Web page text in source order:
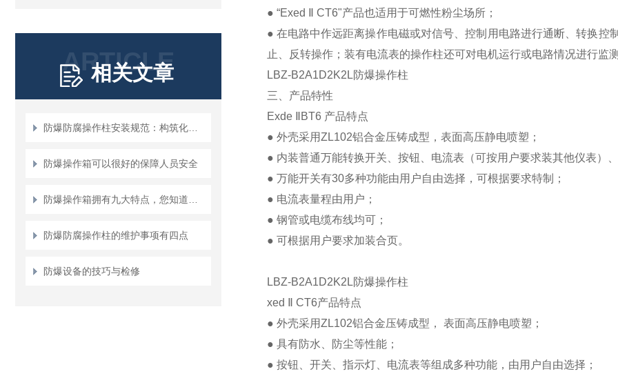
ARTICLE
相关文章
防爆操作箱可以很好的保障人员安全
防爆防腐操作柱的维护事项有四点
防爆设备的技巧与检修
● “Exed
CT6"产品也适用于可燃性粉尘场所；
● 在电路中作远距离操作电磁或对信号、控制用电路进行通断、转换
止、反转操作；装有电流表的操作柱还可对电机运行或电路情况进行监
LBZ-B2A1D2K2L防爆操作柱
三、产品特性
Exde
BT6 产品特点
● 外壳采用ZL102铝合金压铸成型，表面高压静电喷塑；
● 内装普通万能转换开关、按钮、电流表（可按用户要求装其他仪表）
● 万能开关有30多种功能由用户自由选择，可根据要求特制；
● 电流表量程由用户；
● 钢管或电缆布线均可；
● 可根据用户要求加装合页。
LBZ-B2A1D2K2L防爆操作柱
xed
CT6产品特点
● 外壳采用ZL102铝合金压铸成型，
表面高压静电喷塑；
● 具有防水、防尘等性能；
● 按钮、开关、指示灯、电流表等组成多种功能，由用户自由选择；